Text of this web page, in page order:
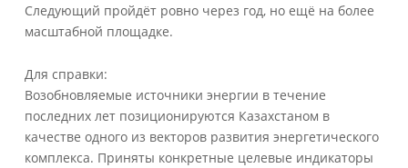
Следующий пройдёт ровно через год, но ещё на более
масштабной площадке.
Для справки:
Возобновляемые источники энергии в течение
последних лет позиционируются Казахстаном в
качестве одного из векторов развития энергетического
комплекса. Приняты конкретные целевые индикаторы